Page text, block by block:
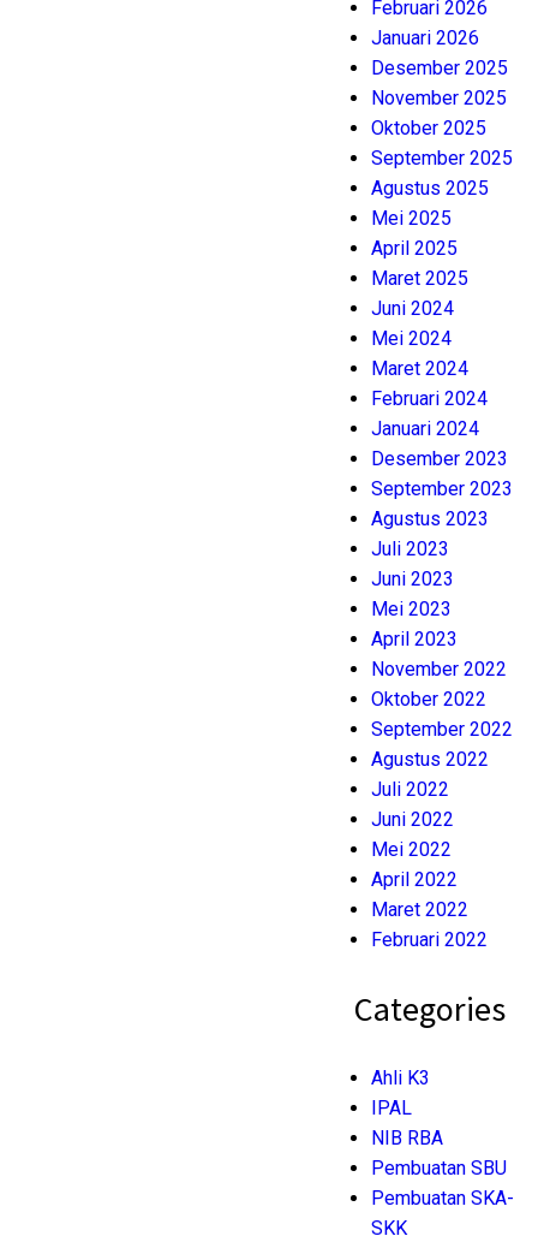
Februari 2026
Januari 2026
Desember 2025
November 2025
Oktober 2025
September 2025
Agustus 2025
Mei 2025
April 2025
Maret 2025
Juni 2024
Mei 2024
Maret 2024
Februari 2024
Januari 2024
Desember 2023
September 2023
Agustus 2023
Juli 2023
Juni 2023
Mei 2023
April 2023
November 2022
Oktober 2022
September 2022
Agustus 2022
Juli 2022
Juni 2022
Mei 2022
April 2022
Maret 2022
Februari 2022
Categories
Ahli K3
IPAL
NIB RBA
Pembuatan SBU
Pembuatan SKA-
SKK